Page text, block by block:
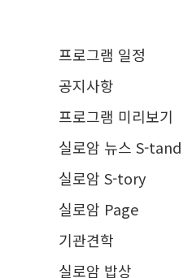
프로그램 일정
공지사항
프로그램 미리보기
실로암 뉴스 S-tand
실로암 S-tory
실로암 Page
기관견학
실로암 밥상